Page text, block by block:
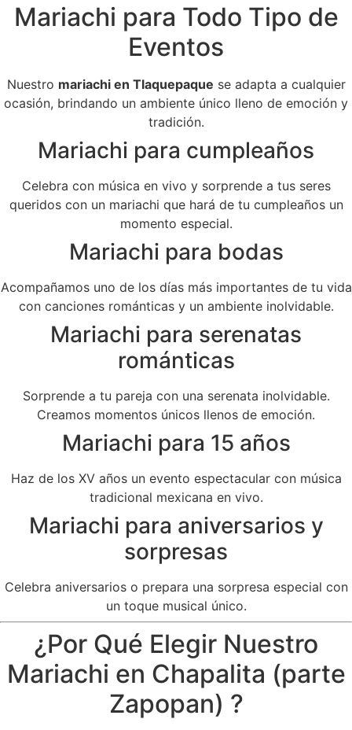
Mariachi para Todo Tipo de
Eventos
Nuestro mariachi en Tlaquepaque se adapta a cualquier
ocasión, brindando un ambiente único lleno de emoción y
tradición.
Mariachi para cumpleaños
Celebra con música en vivo y sorprende a tus seres
queridos con un mariachi que hará de tu cumpleaños un
momento especial.
Mariachi para bodas
Acompañamos uno de los días más importantes de tu vida
con canciones románticas y un ambiente inolvidable.
Mariachi para serenatas
románticas
Sorprende a tu pareja con una serenata inolvidable.
Creamos momentos únicos llenos de emoción.
Mariachi para 15 años
Haz de los XV años un evento espectacular con música
tradicional mexicana en vivo.
Mariachi para aniversarios y
sorpresas
Celebra aniversarios o prepara una sorpresa especial con
un toque musical único.
¿Por Qué Elegir Nuestro
Mariachi en Chapalita (parte
Zapopan) ?